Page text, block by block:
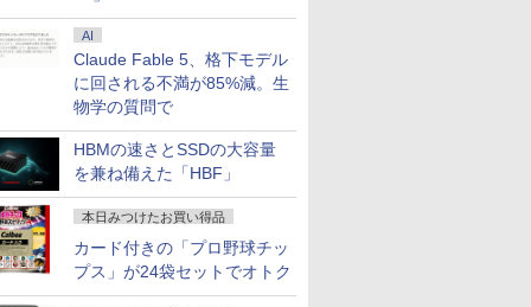
AI
Claude Fable 5、格下モデル
に回される不満が85%減。生
物学の質問で
HBMの速さとSSDの大容量
を兼ね備えた「HBF」
本日みつけたお買い得品
カード付きの「プロ野球チッ
プス」が24袋セットでオトク